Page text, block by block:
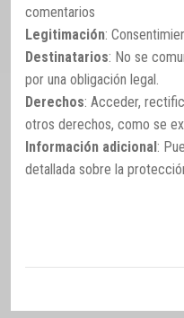
comentarios
Legitimación:
Destinatarios: No se
por una obligación legal.
Derechos: Acceder,
otros derechos, como se
Información adicional:
detallada sobre la